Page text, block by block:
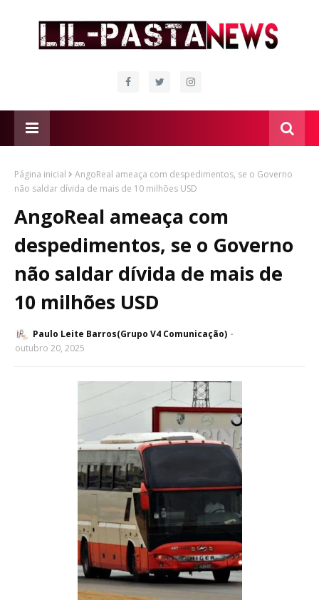
Página inicial
AngoReal ameaça com despedimentos, se o Governo
não saldar dívida de mais de 10 milhões USD
AngoReal ameaça com
despedimentos, se o Governo
não saldar dívida de mais de
10 milhões USD
Paulo Leite Barros(Grupo V4 Comunicação)
outubro 20, 2025